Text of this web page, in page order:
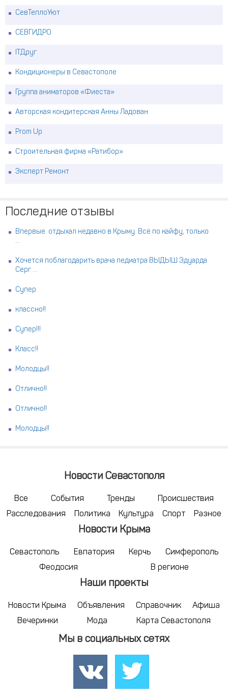
СевТеплоУют
СЕВГИДРО
ITДруг
Кондиционеры в Севастополе
Группа аниматоров «Фиеста»
Авторская кондитерская Анны Ладован
Prom Up
Строительная фирма «Ратибор»
Эксперт Ремонт
Последние отзывы
Впервые отдыхал недавно в Крыму. Всё по кайфу, только
...
Хочется поблагодарить врача педиатра ВЫДЫШ Эдуарда
Серг ...
Супер
классно!!
Супер!!!
Класс!!
Молодцы!!
Отлично!!
Отлично!!
Молодцы!!
Новости Севастополя
Все События Тренды
Происшествия
Расследования
Политика Культура Спорт Разное
Новости Крыма
Севастополь Евпатория Керчь
Симферополь
Феодосия
В регионе
Наши проекты
Новости Крыма Объявления Справочник
Афиша
Вечеринки
Мода Карта Севастополя
Мы в социальных сетях